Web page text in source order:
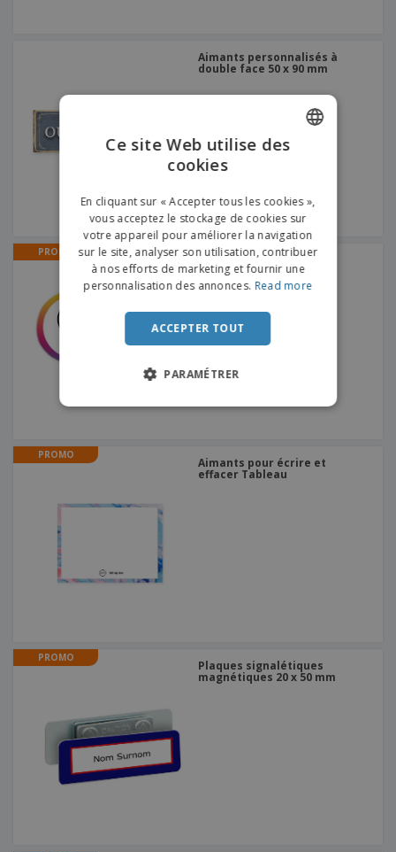
Aimants personnalisés à
double face 50 x 90 mm
PROMO
Aimants circulaires en
néodyme Badge - Unité
PROMO
Aimants pour écrire et
effacer Tableau
PROMO
Plaques signalétiques
magnétiques 20 x 50 mm
DUTCH
PORTUGUESE
SPANISH
ITALIAN
Ce site Web utilise des
cookies
En cliquant sur « Accepter tous les cookies »,
vous acceptez le stockage de cookies sur
votre appareil pour améliorer la navigation
sur le site, analyser son utilisation, contribuer
à nos efforts de marketing et fournir une
personnalisation des annonces. Read more
ACCEPTER TOUT
PARAMÉTRER